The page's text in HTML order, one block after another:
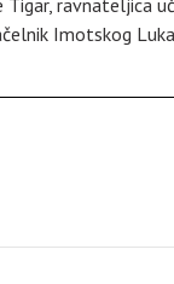
ravnateljica
Imotskog